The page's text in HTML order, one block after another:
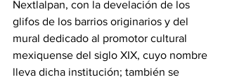
Nextlalpan, con la develación de los
glifos de los barrios originarios y del
mural dedicado al promotor cultural
mexiquense del siglo XIX, cuyo nombre
lleva dicha institución; también se